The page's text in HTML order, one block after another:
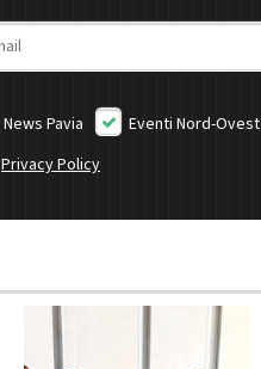
News Pavia
Eventi Nord-Ovest
Privacy Policy